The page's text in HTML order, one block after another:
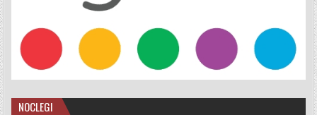
NOCLEGI